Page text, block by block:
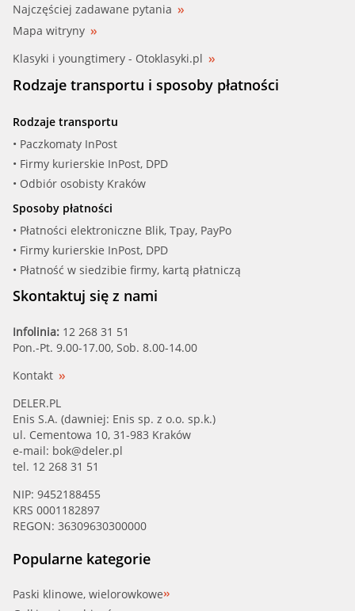
Najczęściej zadawane pytania
Mapa witryny
Klasyki i youngtimery - Otoklasyki.pl
Rodzaje transportu i sposoby płatności
Rodzaje transportu
• Paczkomaty InPost
• Firmy kurierskie InPost, DPD
• Odbiór osobisty Kraków
Sposoby płatności
• Płatności elektroniczne Blik, Tpay, PayPo
• Firmy kurierskie InPost, DPD
• Płatność w siedzibie firmy, kartą płatniczą
Skontaktuj się z nami
Infolinia: 12 268 31 51
Pon.-Pt. 9.00-17.00, Sob. 8.00-14.00
Kontakt
DELER.PL
Enis S.A. (dawniej: Enis sp. z o.o. sp.k.)
ul. Cementowa 10, 31-983 Kraków
e-mail: bok@deler.pl
tel. 12 268 31 51
NIP: 9452188455
KRS 0001182897
REGON: 36309630300000
Popularne kategorie
Paski klinowe, wielorowkowe